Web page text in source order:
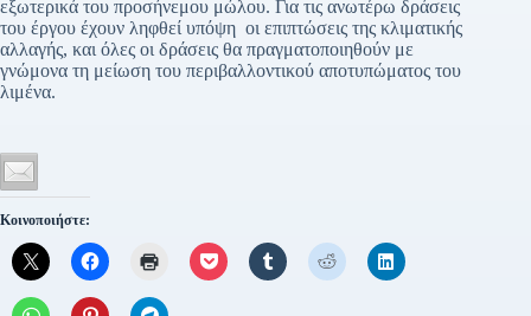
εξωτερικά του προσήνεμου μώλου. Για τις ανωτέρω δράσεις
του έργου έχουν ληφθεί υπόψη οι επιπτώσεις της κλιματικής
αλλαγής, και όλες οι δράσεις θα πραγματοποιηθούν με
γνώμονα τη μείωση του περιβαλλοντικού αποτυπώματος του
λιμένα.
Κοινοποιήστε: